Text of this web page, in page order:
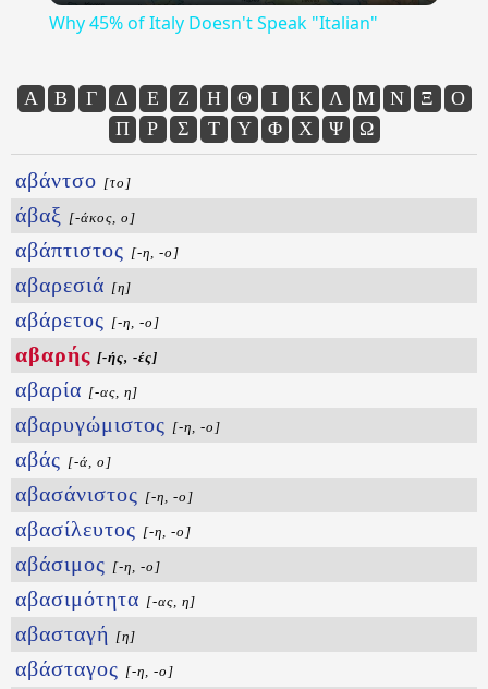
Why 45% of Italy Doesn't Speak "Italian"
Α Β Γ Δ Ε Ζ Η Θ Ι Κ Λ Μ Ν Ξ
Ο
Π
Ρ Σ Τ Υ Φ Χ Ψ Ω
αβάντσο [το]
άβαξ [-άκος, ο]
αβάπτιστος [-η, -ο]
αβαρεσιά [η]
αβάρετος [-η, -ο]
αβαρής [-ής, -ές]
αβαρία [-ας, η]
αβαρυγώμιστος [-η, -ο]
αβάς [-ά, ο]
αβασάνιστος [-η, -ο]
αβασίλευτος [-η, -ο]
αβάσιμος [-η, -ο]
αβασιμότητα [-ας, η]
αβασταγή [η]
αβάσταγος [-η, -ο]